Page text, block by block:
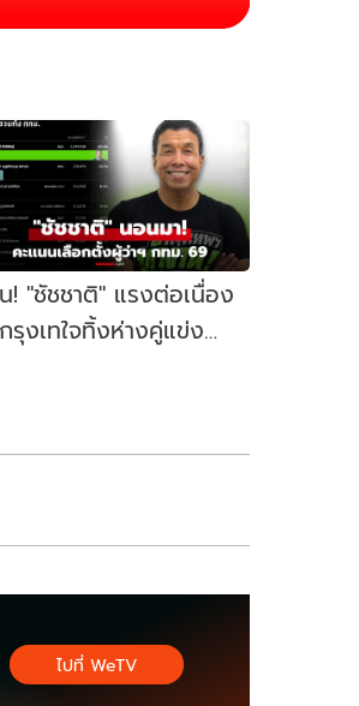
! "ชัชชาติ" แรงต่อเนื่อง
รุงเทใจทิ้งห่างคู่แข่ง
ไปที่ WeTV